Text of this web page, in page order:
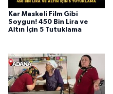
Kar Maskeli Film Gibi
Soygun! 450 Bin Lira ve
Altın İçin 5 Tutuklama